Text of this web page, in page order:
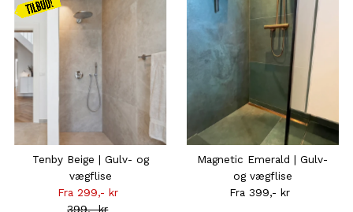
Kampagnen
gælder
frem til
Tenby Beige | Gulv- og
vægflise
Tilbudsprisen
Fra 299,- kr
Normal
399,- kr
Magnetic Emerald | Gulv-
og vægflise
Normal
Fra 399,- kr